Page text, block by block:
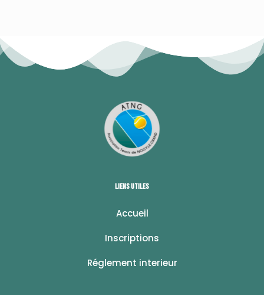
Liens utiles
Accueil
Inscriptions
Réglement interieur